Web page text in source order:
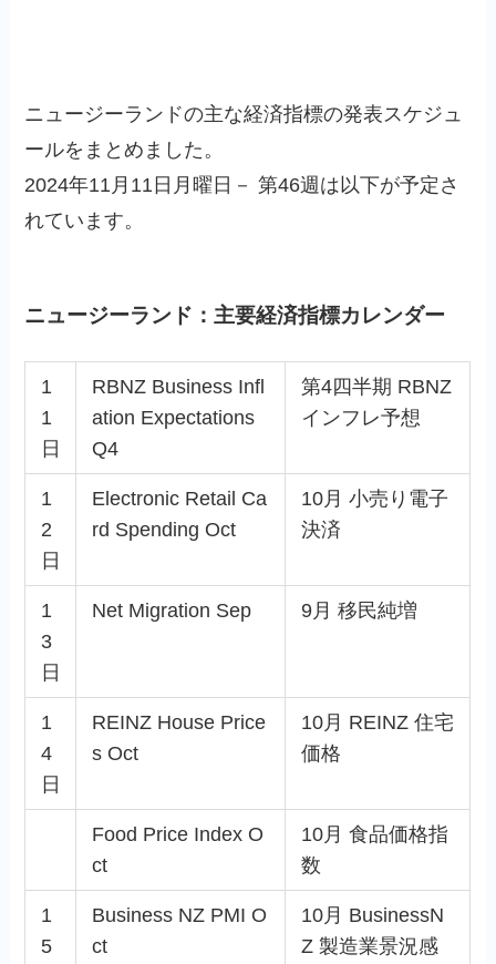
ニュージーランドの主な経済指標の発表スケジュ
ールをまとめました。
2024年11月11日月曜日－ 第46週は以下が予定さ
れています。
ニュージーランド：主要経済指標カレンダー
1
1
日
RBNZ Business Infl
ation Expectations
Q4
第4四半期 RBNZ
インフレ予想
1
2
日
Electronic Retail Ca
rd Spending Oct
10月 小売り電子
決済
1
3
日
Net Migration Sep 9月 移民純増
1
4
日
REINZ House Price
s Oct
10月 REINZ 住宅
価格
Food Price Index O
ct
10月 食品価格指
数
1
5
Business NZ PMI O
ct
10月 BusinessN
Z 製造業景況感